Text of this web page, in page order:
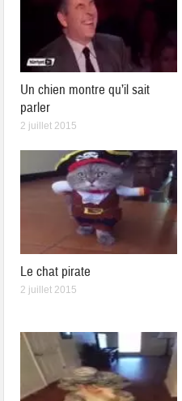
Un chien montre qu’il sait
parler
2 juillet 2015
Le chat pirate
2 juillet 2015